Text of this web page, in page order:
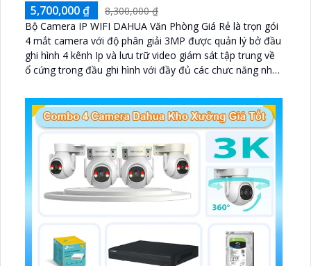
5,700,000 ₫
8,300,000 ₫
Bộ Camera IP WIFI DAHUA Văn Phòng Giá Rẻ là trọn gói
4 mắt camera với độ phân giải 3MP được quản lý bở đầu
ghi hình 4 kênh Ip và lưu trữ video giám sát tập trung về
ổ cứng trong đầu ghi hình với đầy đủ các chưc năng như
và giám sát có màu vào ban đêm